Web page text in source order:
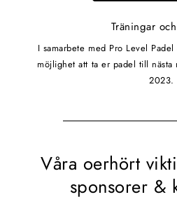
Träningar
I samarbete med Pro Level
möjlighet att ta er padel till nästa
2023.
Våra oerhört
sponsorer &